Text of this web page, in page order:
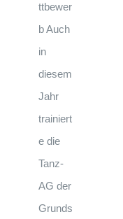
ttbewer
b Auch
in
diesem
Jahr
trainiert
e die
Tanz-
AG der
Grunds